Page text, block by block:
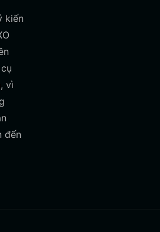
kiến
vì
đến